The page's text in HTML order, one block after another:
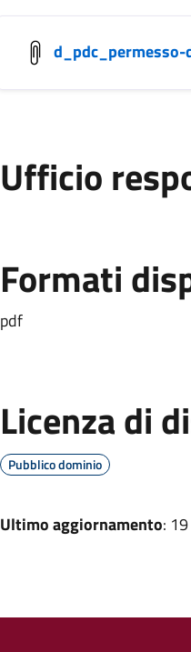
Ufficio
Formati
pdf
Licenza di
Pubblico dominio
Ultimo aggiornamento: